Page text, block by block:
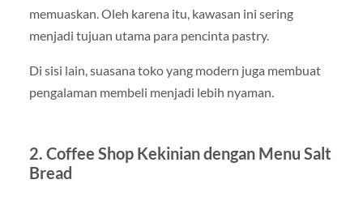
memuaskan. Oleh karena itu, kawasan ini sering
menjadi tujuan utama para pencinta pastry.
Di sisi lain, suasana toko yang modern juga membuat
pengalaman membeli menjadi lebih nyaman.
2. Coffee Shop Kekinian dengan Menu Salt
Bread